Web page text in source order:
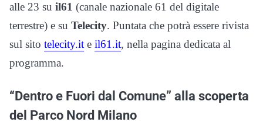
alle 23 su il61 (canale nazionale 61 del digitale
terrestre) e su Telecity. Puntata che potrà essere rivista
sul sito telecity.it e il61.it, nella pagina dedicata al
programma.
“Dentro e Fuori dal Comune” alla scoperta
del Parco Nord Milano